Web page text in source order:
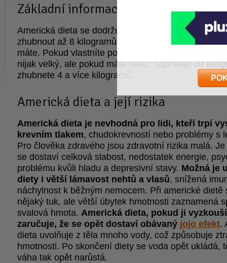
Základní informace o americké dietě
Americká dieta se dodržuje 14 dní, za tuto dobu je
zhubnout až 8 kilogramů, to zálezí na tom, jak
máte. Pokud vlastníte pouze pár kil navíc, nebude
nijak velký, ale pokud máte navíc například 60
zhubnete 4 a více kilogramů.
Americká dieta a její rizika
Americká dieta je nevhodná pro lidi, kteří trpí
krevním tlakem, chudokrevností nebo problémy s
Pro člověka zdravého jsou zdravotní rizika malá.
se dostaví celková slabost, nedostatek energie,
problému kvůli hladu a depresivní stavy. Možná je
diety i větší lámavost nehtů a vlasů, snížená
náchylnost k běžným nemocem. Při americké dietě
nějaký tuk, ale větší úbytek hmotnosti zaznamená
svalová hmota. Americká dieta, pokud ji
zaručuje, že se opět dostaví obávaný jojo efekt.
dieta uvolňuje z těla mnoho vody, což způsobuje
hmotnosti. Po skončení diety se voda opět ukládá,
váha tak opět narůstá.